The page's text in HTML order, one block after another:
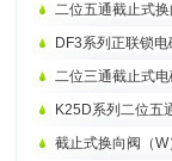
二位五通截止式换
DF3系列正联锁
二位三通截止式电
K25D系列二位五
截止式换向阀（W